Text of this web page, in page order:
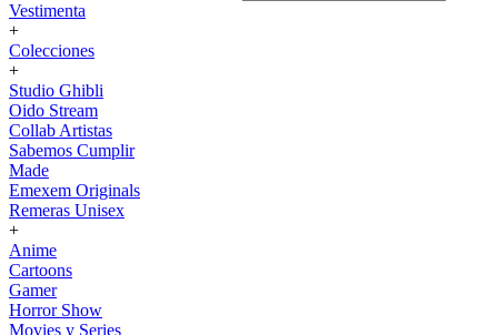
Vestimenta
+
Colecciones
+
Studio Ghibli
Oido Stream
Collab Artistas
Sabemos Cumplir
Made
Emexem Originals
Remeras Unisex
+
Anime
Cartoons
Gamer
Horror Show
Movies y Series